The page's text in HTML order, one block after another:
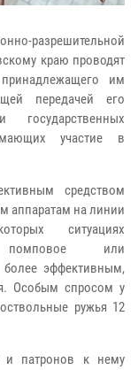
разрешительной
краю проводят
им
передачей его
участие в
средством
аппаратам на линии
ситуациях
помповое или
более эффективным,
Особым спросом у
ружья 12
и патронов к нему